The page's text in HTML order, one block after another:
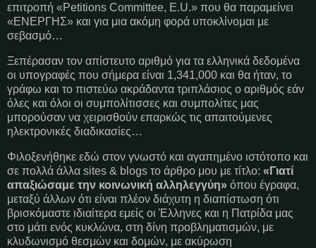
επιτροπή «Petitions Committee, E.U.» που θα παραμείνει
«ΕΝΕΡΓΗΣ» και για μια ακόμη φορά υποκλίνομαι με
σεβασμό…
Ξεπέρασαν τον απίστευτο αριθμό για τα ελληνικά δεδομένα
οι υπογραφές που σήμερα είναι 1,341,000 και θα ήταν, το
γράφω και το πιστεύω ακράδαντα τριπλάσιος ο αριθμός εάν
όλες και όλοι οι συμπολίτισσες και συμπολίτες μας
μπορούσαν να χειρισθούν επαρκώς τις απαιτούμενες
ηλεκτρονικές διαδικασίες…
Φιλοξενήθηκε εδώ στον γνωστό και αγαπημένο ιστότοπο και
σε πολλά άλλα sites & blogs το άρθρο μου με τίτλο: «Γιατί
απαξιώσαμε την κοινωνική αλληλεγγύη» όπου έγραφα,
μεταξύ άλλων ότι είναι πλέον διάχυτη η διαπίστωση ότι
βρισκόμαστε ιδιαίτερα εμείς οι Έλληνες και η Πατρίδα μας
στο μάτι ενός κυκλώνα, στη δίνη προβληματισμών, με
κλυδωνισμό θεσμών και δομών, με ακύρωση